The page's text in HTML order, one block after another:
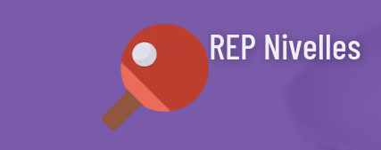
REP Nivelles